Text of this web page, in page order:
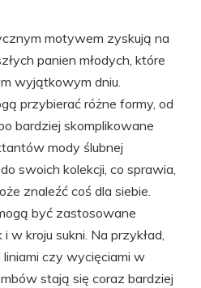
motywem zyskują na
panien młodych, które
wyjątkowym dniu.
przybierać różne formy, od
bardziej skomplikowane
mody ślubnej
swoich kolekcji, co sprawia,
znaleźć coś dla siebie.
być zastosowane
w kroju sukni. Na przykład,
czy wycięciami w
stają się coraz bardziej